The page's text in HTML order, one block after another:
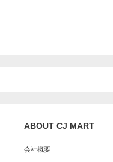
ABOUT CJ MART
会社概要